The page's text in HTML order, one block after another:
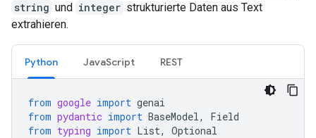
string und integer strukturierte Daten aus Text
extrahieren.
Python JavaScript REST
from google import genai
from pydantic import BaseModel,
Field
from typing import List, Optional